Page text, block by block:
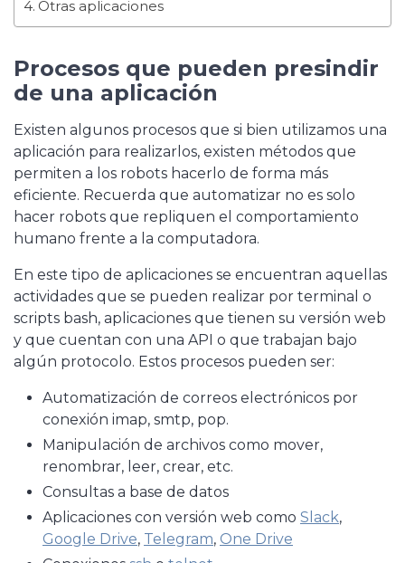
Otras aplicaciones
Procesos que pueden presindir
de una aplicación
Existen algunos procesos que si bien utilizamos una
aplicación para realizarlos, existen métodos que
permiten a los robots hacerlo de forma más
eficiente. Recuerda que automatizar no es solo
hacer robots que repliquen el comportamiento
humano frente a la computadora.
En este tipo de aplicaciones se encuentran aquellas
actividades que se pueden realizar por terminal o
scripts bash, aplicaciones que tienen su versión web
y que cuentan con una API o que trabajan bajo
algún protocolo. Estos procesos pueden ser:
Automatización de correos electrónicos por
conexión imap, smtp, pop.
Manipulación de archivos como mover,
renombrar, leer, crear, etc.
Consultas a base de datos
Aplicaciones con versión web como Slack,
Google Drive, Telegram, One Drive